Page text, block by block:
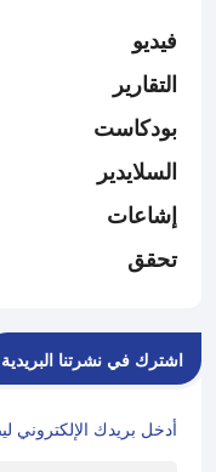
فيديو
التقارير
بودكاست
السلايدير
إشاعات
تحقق
اشترك في نشرتنا البريدية
أدخل بريدك الإلكتروني